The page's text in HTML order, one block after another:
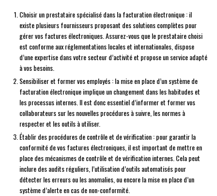
Choisir un prestataire spécialisé dans la facturation électronique : il
existe plusieurs fournisseurs proposant des solutions complètes pour
gérer vos factures électroniques. Assurez-vous que le prestataire choisi
est conforme aux réglementations locales et internationales, dispose
d’une expertise dans votre secteur d’activité et propose un service adapté
à vos besoins.
Sensibiliser et former vos employés : la mise en place d’un système de
facturation électronique implique un changement dans les habitudes et
les processus internes. Il est donc essentiel d’informer et former vos
collaborateurs sur les nouvelles procédures à suivre, les normes à
respecter et les outils à utiliser.
Établir des procédures de contrôle et de vérification : pour garantir la
conformité de vos factures électroniques, il est important de mettre en
place des mécanismes de contrôle et de vérification internes. Cela peut
inclure des audits réguliers, l’utilisation d’outils automatisés pour
détecter les erreurs ou les anomalies, ou encore la mise en place d’un
système d’alerte en cas de non-conformité.